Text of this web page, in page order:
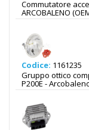
Commutatore
ARCOBALENO
Codice: 1161235
Gruppo ottico
P200E -